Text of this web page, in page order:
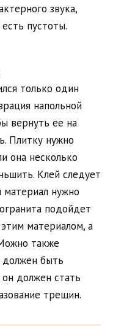
звука,
пустоты.
только один
напольной
вернуть ее на
Плитку нужно
она несколько
Клей следует
материал нужно
подойдет
материалом, а
также
должен быть
он должен стать
трещин.